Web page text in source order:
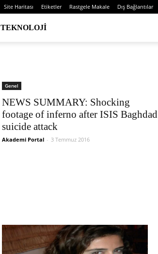
Site Haritası Etiketler Rastgele Makale Dış Bağlantılar
TEKNOLOJI
Genel
NEWS SUMMARY: Shocking
footage of inferno after ISIS Baghdad
suicide attack
Akademi Portal - 3 Temmuz 2016